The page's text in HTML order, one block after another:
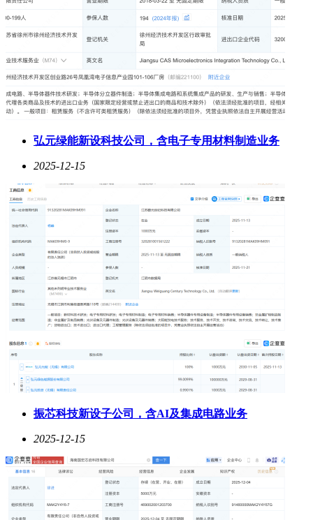
弘元绿能新设科技公司，含电子专用材料制造业务
2025-12-15
振芯科技新设子公司，含AI及集成电路业务
2025-12-15